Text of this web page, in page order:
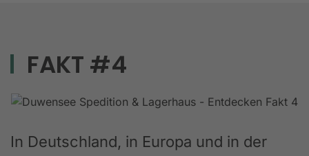
FAKT #4
In Deutschland, in Europa und in der